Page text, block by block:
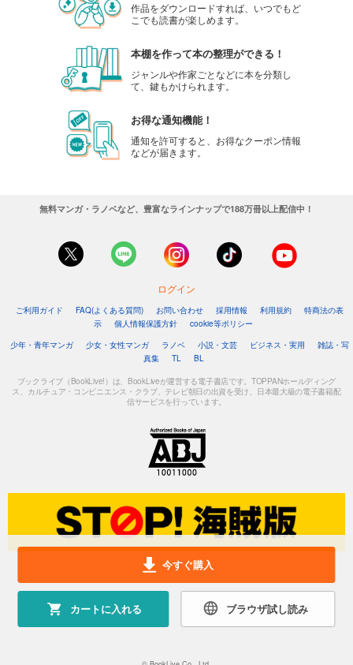
今すぐ購入
カートに入れる ブラウザ試し読み
作品をダウンロードすれば、いつでもど
こでも読書が楽しめます。
本棚を作って本の整理ができる！
ジャンルや作家ごとなどに本を分類し
て、鍵もかけられます。
お得な通知機能！
通知を許可すると、お得なクーポン情報
などが届きます。
無料マンガ・ラノベなど、豊富なラインナップで188万冊以上配信中！
ログイン
ご利用ガイド FAQ(よくある質問) お問い合わせ 採用情報 利用規約
特商法の表
示
個人情報保護方針
cookie等ポリシー
少年・青年マンガ
少女・女性マンガ ラノベ 小説・文芸 ビジネス・実用
雑誌・写
真集
TL BL
ブックライブ（BookLive!）は、BookLiveが運営する電子書店です。TOPPANホールディング
ス、カルチュア・コンビニエンス・クラブ、テレビ朝日の出資を受け、日本最大級の電子書籍配
信サービスを行っています。